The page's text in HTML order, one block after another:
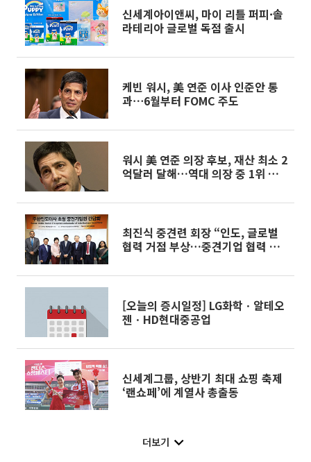
신세계아이앤씨, 마이 리틀 퍼피·솔
라테리아 글로벌 독점 출시
케빈 워시, 美 연준 이사 인준안 통
과⋯6월부터 FOMC 주도
워시 美 연준 의장 후보, 재산 최소 2
억달러 달해…역대 의장 중 1위 부
최진식 중견련 회장 “인도, 글로벌
협력 거점 부상…중견기업 협력 확
[오늘의 증시일정] LG화학ㆍ알테오
젠ㆍHD현대중공업
신세계그룹, 상반기 최대 쇼핑 축제
‘랜쇼페’에 계열사 총출동
더보기